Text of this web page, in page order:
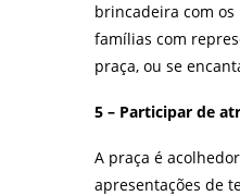
brincadeira com
famílias com
praça, ou se
5 – Participar de
A praça é
apresentações de